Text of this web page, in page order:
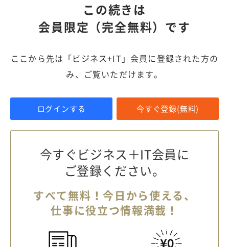
この続きは
会員限定（完全無料）です
ここから先は「ビジネス+IT」会員に登録された方の
み、ご覧いただけます。
ログインする 今すぐ登録(無料)
今すぐビジネス＋IT会員に
ご登録ください。
すべて無料！今日から使える、
仕事に役立つ情報満載！